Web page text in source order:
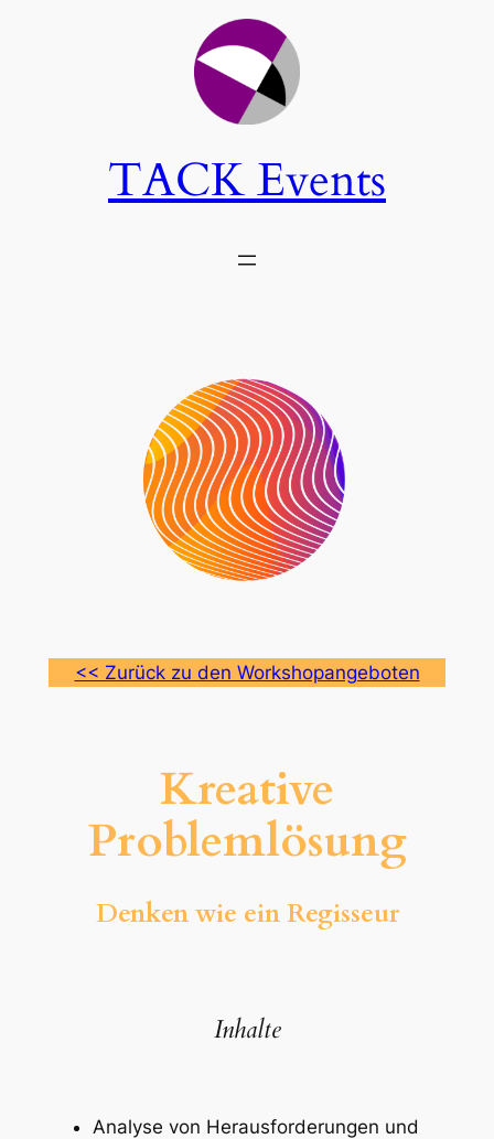
TACK Events
<< Zurück zu den Workshopangeboten
Kreative
Problemlösung
Denken wie ein Regisseur
Inhalte
Analyse von Herausforderungen und